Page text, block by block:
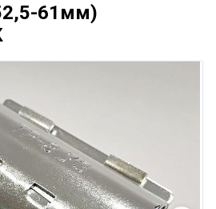
61мм)